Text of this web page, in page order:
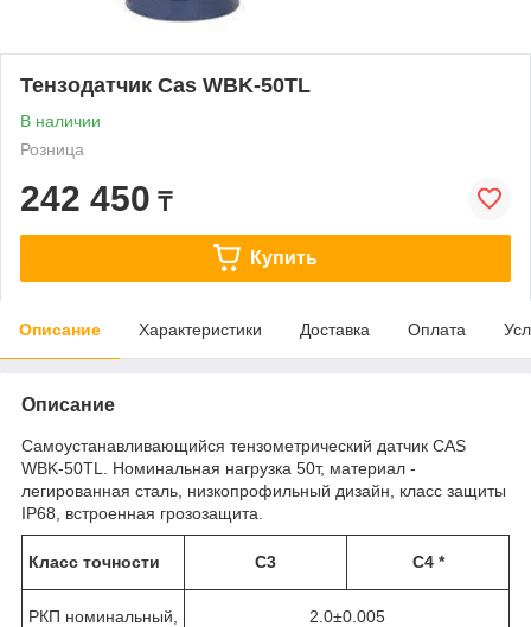
Тензодатчик Cas WBK-50TL
В наличии
Розница
242 450 ₸
Купить
Описание Характеристики Доставка Оплата
Описание
Самоустанавливающийся тензометрический датчик CAS
WBK-50TL. Номинальная нагрузка 50т, материал -
легированная сталь, низкопрофильный дизайн, класс защиты
IP68, встроенная грозозащита.
Класс точности C3 С4 *
РКП номинальный,
2.0±0.005